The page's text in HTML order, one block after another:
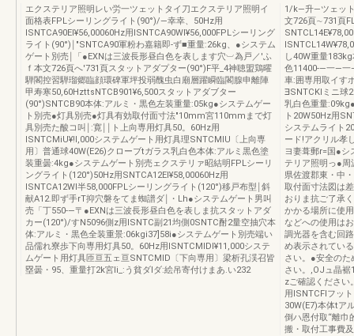
エクステリア照明レい労一ツェットタイ刀エクステリア照明イ
面格表FPLシーリングライト(90°)/―幸幸、50Hz用
ISNTCA90EI¥56,00060Hz用ISNTCA90WI¥56,000FPLシーリング
ライト(90°)￨"SNTCA90軍粉わ嘉籍即‐ず■重量:26kg、●システム
ゲート別売￨「●EXNは三波長形昼白色を表します穴︺為戸／′ふ
ｆ本文726頁へ′731頁スタットアダプター(90°)F平_4神聴盟鶏曜
騨閣控習騨瑠郷臨顔環碑軍坪投弱醜虫白廟層躍瞬臨閣腺申離陣
甲寿寒50,60HzttsNTCB901¥6,500スタットアダブター
(90°)SNTCB90本体:アルミ・黒色左装重量:05kg●システムゲー
ト別売●灯具別売●灯具有効取付面寸法"10mm宮110mmまで灯
具別売た酸コ叫￨:寛￨￨ト上向専用灯具50。60Hz用
ISNTCMiU¥!l,000システムゲート用灯具理SNTCMlU〔上向専
用〕普通球40W(E26)クローブtガラス乳白色本体:アルミ黒色塗
装重曇:4kg●システムゲート別売ェクステリァ昭結明FPLシーリ
ングライト(120°)50Hz用SNTCA12EI¥58,00060Hz用
ISNTCA12WI半58,000FPLシーリングライト(120°)移戸布型￨斜
献A12.即ず手rT抑穴磐をてま蜘譜ダ￨・Lh●システムゲート男叫
売「丁550-―〒●EXNは三波長形昼白色を表しま抗スタットアダ
カー(120°)/すN5096側z用ISNTC副21均側0SNTC酎2量空抽穴本
体:アルミ・黒色全装重景:06kgi37]58i●システムゲート別売端い
品儒れ寮歩下向専用灯具50。60Hz用ISNTCMIDI¥11,000システ
ムゲート用灯具匝亘五ェ亘SNTCMlD〔下向専用〕梁析孔渓召皆
塁曇・95、重量打2k宮li_:う貧ダIダ:絵吊寄付けまあ.い232
1/k―升―ツェッ
文726頁∼731頁
し40W重量
色11400-―一―一
車:囲専用取イす
∃SNTCKlミニ球
乳白色重量
ト20W50Hz用
システムライト
ード!アクリル孝
ヨ妻葺郵r=国●シ
テリア照明っ●周
県佐渡郡東・中
取付面寸法図は
おりま抗ご了承
かかる場所に使
などへの使用は
調光器を含む回
め表示されてい
さい。●安全のた
さい。,OJュ晶裾
zご確認ください
用ISNTCFIフッ
30W(E7)本体tア
倒ハ恩付取“離巾
搬・取付工事費